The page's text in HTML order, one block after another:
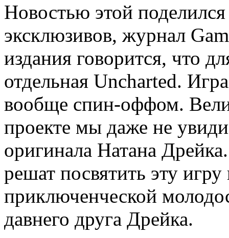
Новостью этой
эксклюзивов, журнал
издания говорится, что
отдельная Uncharted.
вообще спин-оффом.
проекте мы даже не
оригинала Натана
решат посвятить эту
приключенческой
давнего друга Дрейка.